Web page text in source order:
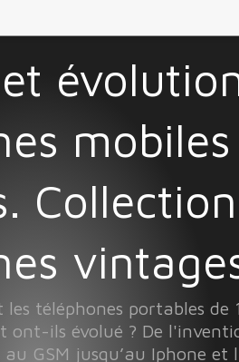
mobiles
les téléphones portables de
ont-ils évolué ? De
GSM jusqu’au Iphone et